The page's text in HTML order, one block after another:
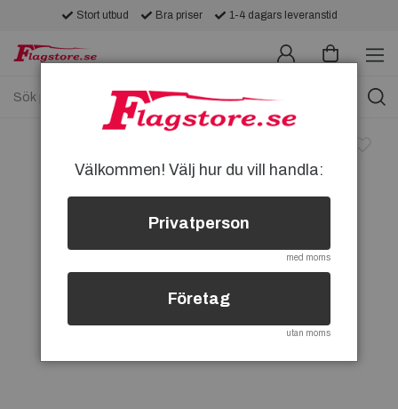
Stort utbud Bra priser 1-4 dagars leveranstid
Välkommen! Välj hur du vill handla:
Privatperson
med moms
Företag
utan moms